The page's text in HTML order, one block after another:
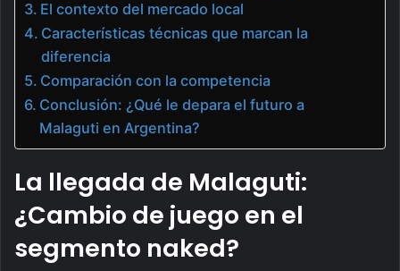
El contexto del mercado local
Características técnicas que marcan la
diferencia
Comparación con la competencia
Conclusión: ¿Qué le depara el futuro a
Malaguti en Argentina?
La llegada de Malaguti:
¿Cambio de juego en el
segmento naked?